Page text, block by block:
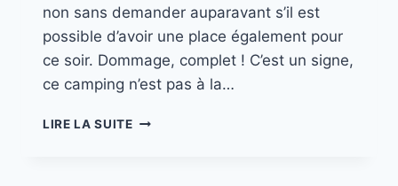
non sans demander auparavant s’il est
possible d’avoir une place également pour
ce soir. Dommage, complet ! C’est un signe,
ce camping n’est pas à la…
LIRE LA SUITEMISSION